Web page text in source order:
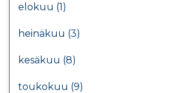
elokuu (1)
heinäkuu (3)
kesäkuu (8)
toukokuu (9)